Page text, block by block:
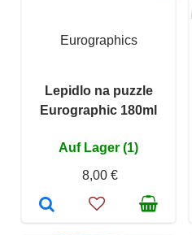
Eurographics
Lepidlo na puzzle
Eurographic 180ml
Auf Lager (1)
8,00 €